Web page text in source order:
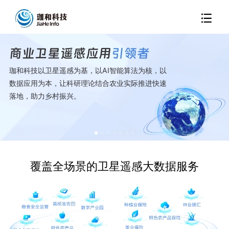
商业卫星遥感应用引领者
珈和科技以卫星遥感为基，以AI智能算法为核，以
数据应用为本，让科研理论结合农业实际推进快速
落地，助力乡村振兴。
覆盖全场景的卫星遥感大数据服务